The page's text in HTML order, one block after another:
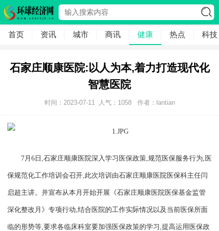
首页 资讯 城市 商讯 健康 热点 科技
石家庄顺康医院:以人为本,着力打造现代化
智慧医院
时间：2023-07-11 人气： 1058 作者：lantian
7月6日,石家庄顺康医院深入学习医保政策,规范医保服务行为,医
保规范化工作培训会召开,此次培训由石家庄顺康医院医保科主任闫
启超主讲。并宣布从本月开始开展《石家庄顺康医院医保基金监管
深化整改月》专项行动,结合医院的工作实际情况以及当前医保所面
临的形势等,要求各临床科室要加强医保政策的学习,提高运用医保政